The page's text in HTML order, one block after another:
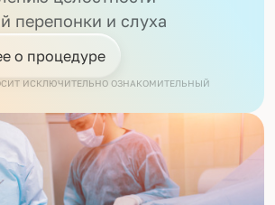
перепонки и слуха
о процедуре
ИСКЛЮЧИТЕЛЬНО ОЗНАКОМИТЕЛЬНЫЙ